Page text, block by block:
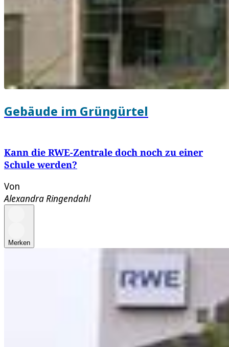
Gebäude im Grüngürtel
Kann die RWE-Zentrale doch noch zu einer
Schule werden?
Von
Alexandra Ringendahl
Merken